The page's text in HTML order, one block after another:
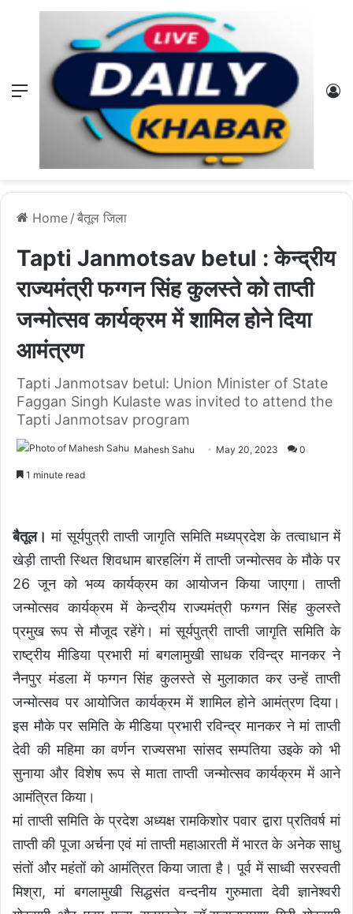
Menu
Home / बैतूल जिला
Tapti Janmotsav betul : केन्द्रीय
राज्यमंत्री फग्गन सिंह कुलस्ते को ताप्ती
जन्मोत्सव कार्यक्रम में शामिल होने दिया
आमंत्रण
Tapti Janmotsav betul: Union Minister of State
Faggan Singh Kulaste was invited to attend the
Tapti Janmotsav program
Mahesh Sahu May 20, 2023 0
1 minute read
बैतूल। मां सूर्यपुत्री ताप्ती जागृति समिति मध्यप्रदेश के तत्वाधान में
खेड़ी ताप्ती स्थित शिवधाम बारहलिंग में ताप्ती जन्मोत्सव के मौके पर
26 जून को भव्य कार्यक्रम का आयोजन किया जाएगा। ताप्ती
जन्मोत्सव कार्यक्रम में केन्द्रीय राज्यमंत्री फग्गन सिंह कुलस्ते
प्रमुख रूप से मौजूद रहेंगे। मां सूर्यपुत्री ताप्ती जागृति समिति के
राष्ट्रीय मीडिया प्रभारी मां बगलामुखी साधक रविन्द्र मानकर ने
नैनपुर मंडला में फग्गन सिंह कुलस्ते से मुलाकात कर उन्हें ताप्ती
जन्मोत्सव पर आयोजित कार्यक्रम में शामिल होने आमंत्रण दिया।
इस मौके पर समिति के मीडिया प्रभारी रविन्द्र मानकर ने मां ताप्ती
देवी की महिमा का वर्णन राज्यसभा सांसद सम्पतिया उइके को भी
सुनाया और विशेष रूप से माता ताप्ती जन्मोत्सव कार्यक्रम में आने
आमंत्रित किया।
मां ताप्ती समिति के प्रदेश अध्यक्ष रामकिशोर पवार द्वारा प्रतिवर्ष मां
ताप्ती की पूजा अर्चना एवं मां ताप्ती महाआरती में भारत के अनेक साधु
संतों और महंतों को आमंत्रित किया जाता है। पूर्व में साध्वी सरस्वती
मिश्रा, मां बगलामुखी सिद्धसंत वन्दनीय गुरुमाता देवी ज्ञानेश्वरी